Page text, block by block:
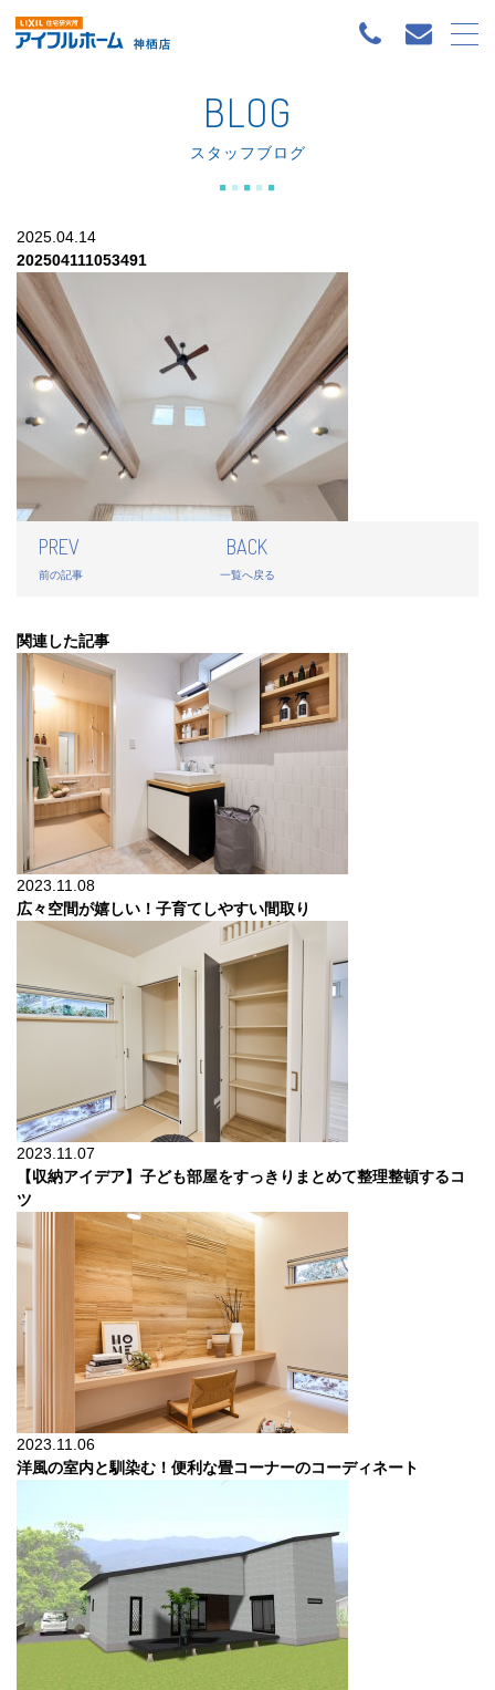
BLOG
スタッフブログ
2025.04.14
202504111053491
PREV
前の記事
BACK
一覧へ戻る
関連した記事
2023.11.08
広々空間が嬉しい！子育てしやすい間取り
2023.11.07
【収納アイデア】子ども部屋をすっきりまとめて整理整頓するコ
ツ
2023.11.06
洋風の室内と馴染む！便利な畳コーナーのコーディネート